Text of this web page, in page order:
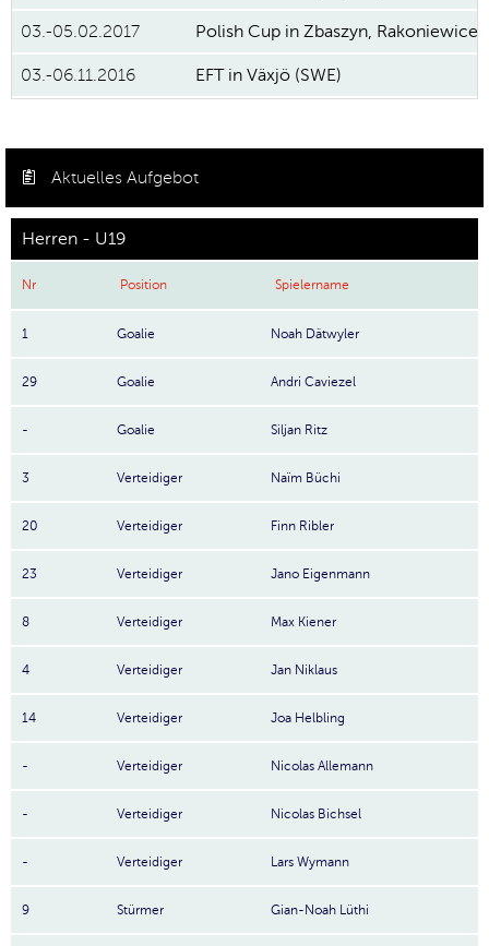
03.-05.02.2017 Polish Cup in Zbaszyn, Rakoniewice
03.-06.11.2016 EFT in Växjö (SWE)
Aktuelles Aufgebot
Herren - U19
Nr Position Spielername
1 Goalie Noah Dätwyler
29 Goalie Andri Caviezel
- Goalie Siljan Ritz
3 Verteidiger Naïm Büchi
20 Verteidiger Finn Ribler
23 Verteidiger Jano Eigenmann
8 Verteidiger Max Kiener
4 Verteidiger Jan Niklaus
14 Verteidiger Joa Helbling
- Verteidiger Nicolas Allemann
- Verteidiger Nicolas Bichsel
- Verteidiger Lars Wymann
9 Stürmer Gian-Noah Lüthi